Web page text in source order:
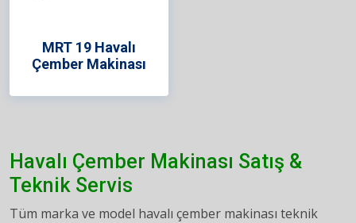
MRT 19 Havalı
Çember Makinası
Havalı Çember Makinası Satış &
Teknik Servis
Tüm marka ve model havalı çember makinası teknik